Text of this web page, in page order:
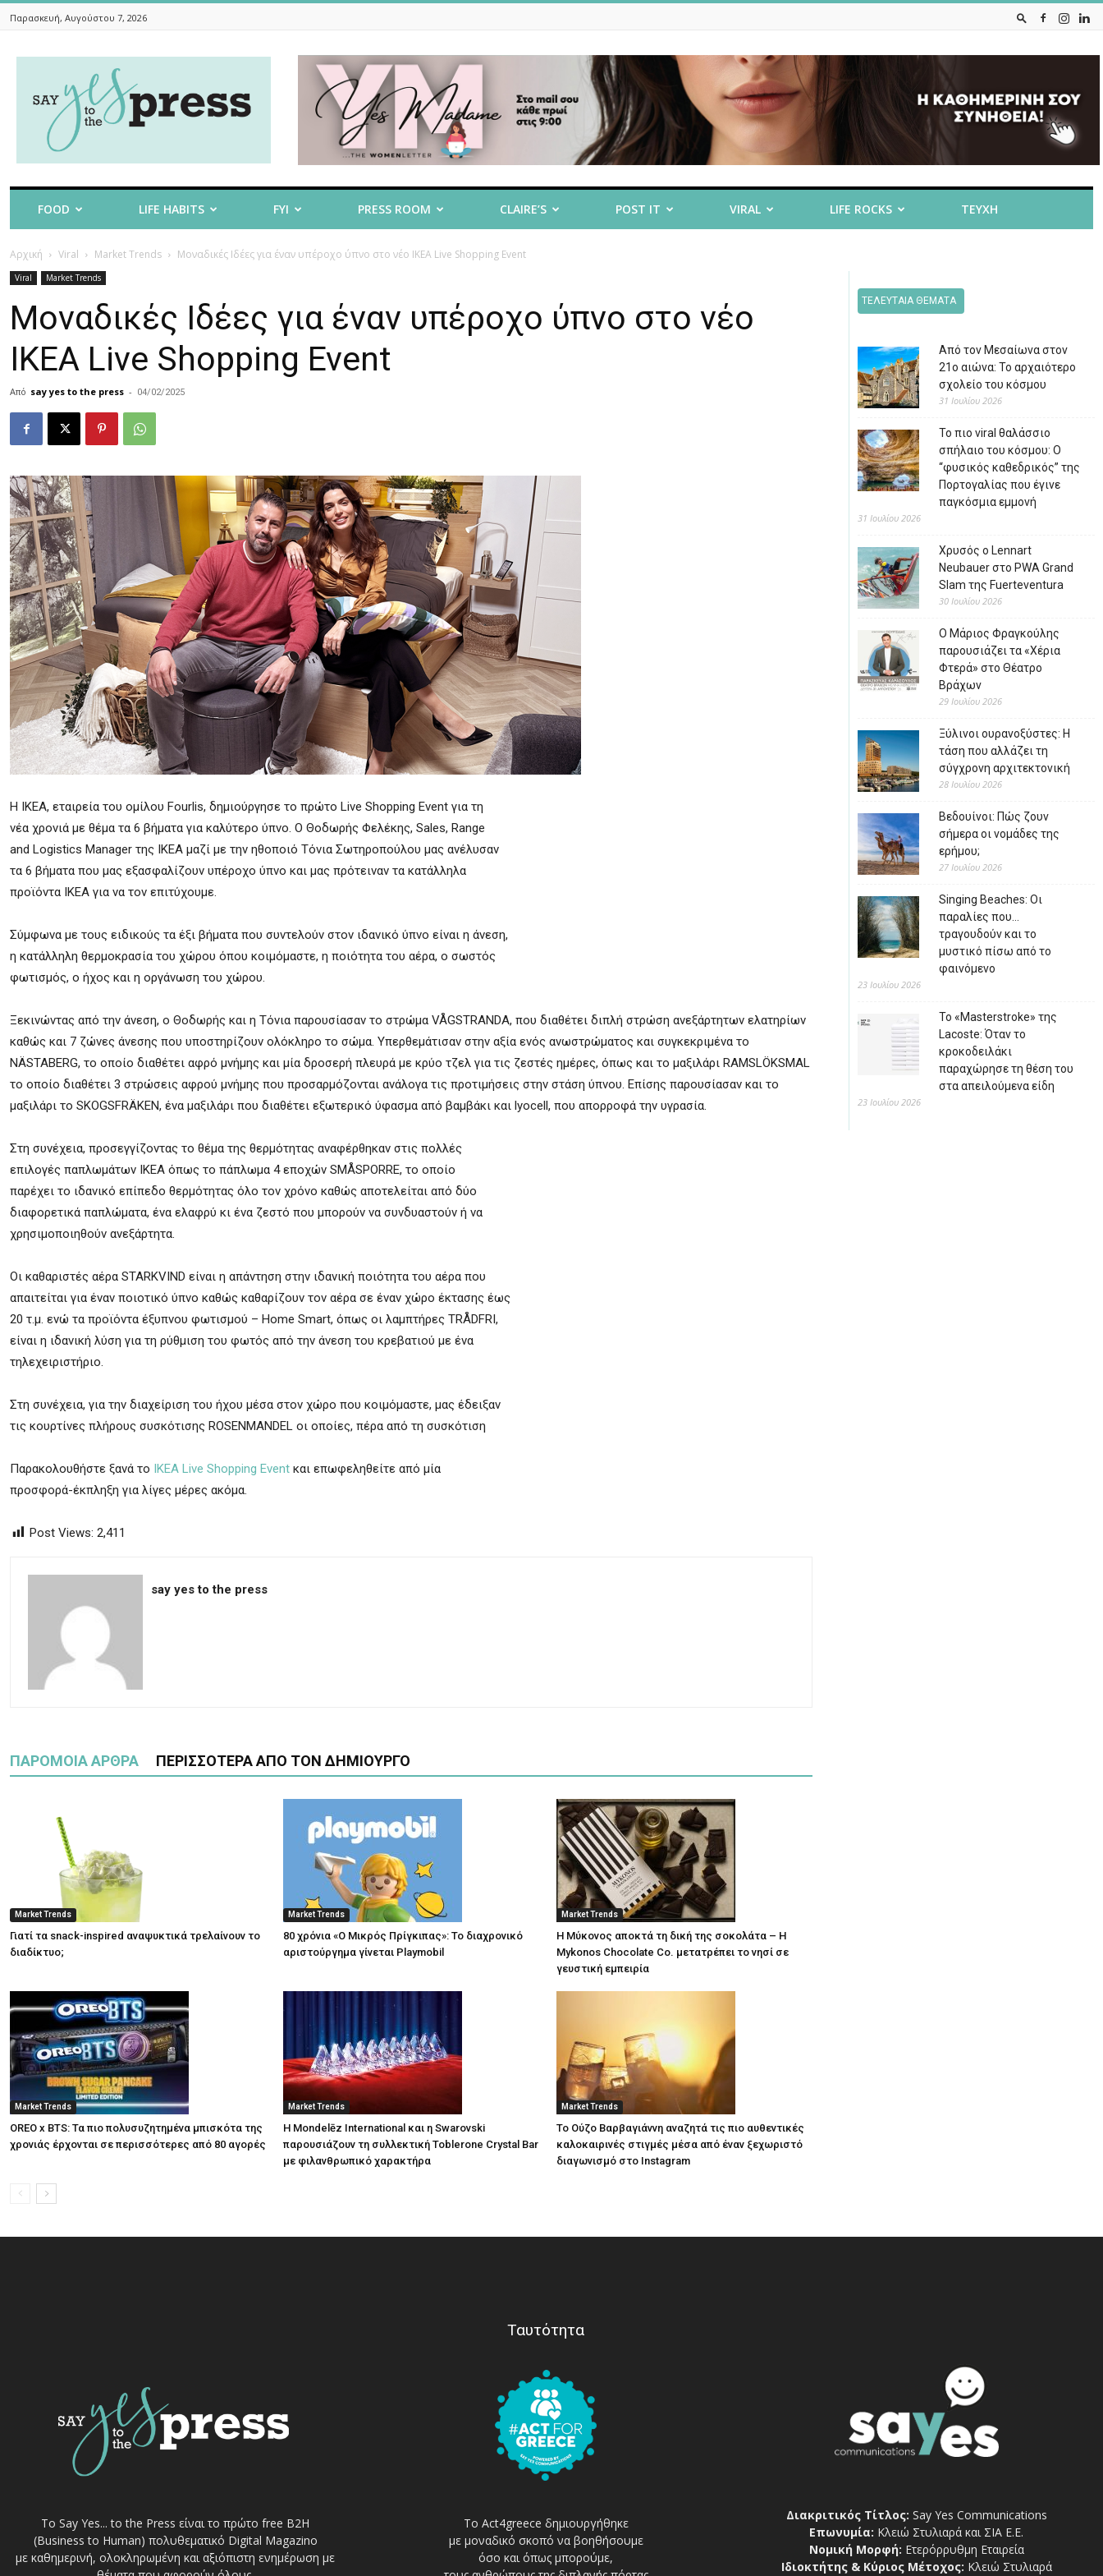
Παρασκευή, Αυγούστου 7, 2026
To
The
FOOD LIFE HABITS FYI PRESS ROOM CLAIRE’S POST IT VIRAL LIFE ROCKS ΤΕΥΧΗ
Αρχική Viral Market Trends Μοναδικές Ιδέες για έναν υπέροχο ύπνο στο νέο ΙΚΕΑ Live Shopping Event
Viral Market Trends
Μοναδικές Ιδέες για έναν υπέροχο ύπνο στο νέο
ΙΚΕΑ Live Shopping Event
Από say yes to the press - 04/02/2025
Η IKEA, εταιρεία του ομίλου Fourlis, δημιούργησε το πρώτο Live Shopping Event για τη
νέα χρονιά με θέμα τα 6 βήματα για καλύτερο ύπνο. Ο Θοδωρής Φελέκης, Sales, Range
and Logistics Manager της IKEA μαζί με την ηθοποιό Τόνια Σωτηροπούλου μας ανέλυσαν
τα 6 βήματα που μας εξασφαλίζουν υπέροχο ύπνο και μας πρότειναν τα κατάλληλα
προϊόντα ΙΚΕΑ για να τον επιτύχουμε.
Σύμφωνα με τους ειδικούς τα έξι βήματα που συντελούν στον ιδανικό ύπνο είναι η άνεση,
η κατάλληλη θερμοκρασία του χώρου όπου κοιμόμαστε, η ποιότητα του αέρα, ο σωστός
φωτισμός, ο ήχος και η οργάνωση του χώρου.
Ξεκινώντας από την άνεση, ο Θοδωρής και η Τόνια παρουσίασαν το στρώμα VÅGSTRANDA, που διαθέτει διπλή στρώση ανεξάρτητων ελατηρίων
καθώς και 7 ζώνες άνεσης που υποστηρίζουν ολόκληρο το σώμα. Υπερθεμάτισαν στην αξία ενός ανωστρώματος και συγκεκριμένα το
NÄSTABERG, το οποίο διαθέτει αφρό μνήμης και μία δροσερή πλευρά με κρύο τζελ για τις ζεστές ημέρες, όπως και το μαξιλάρι RAMSLÖKSMAL
το οποίο διαθέτει 3 στρώσεις αφρού μνήμης που προσαρμόζονται ανάλογα τις προτιμήσεις στην στάση ύπνου. Επίσης παρουσίασαν και το
μαξιλάρι το SKOGSFRÄKEN, ένα μαξιλάρι που διαθέτει εξωτερικό ύφασμα από βαμβάκι και lyocell, που απορροφά την υγρασία.
Στη συνέχεια, προσεγγίζοντας το θέμα της θερμότητας αναφέρθηκαν στις πολλές
επιλογές παπλωμάτων ΙΚΕΑ όπως το πάπλωμα 4 εποχών SMÅSPORRE, το οποίο
παρέχει το ιδανικό επίπεδο θερμότητας όλο τον χρόνο καθώς αποτελείται από δύο
διαφορετικά παπλώματα, ένα ελαφρύ κι ένα ζεστό που μπορούν να συνδυαστούν ή να
χρησιμοποιηθούν ανεξάρτητα.
Οι καθαριστές αέρα STARKVIND είναι η απάντηση στην ιδανική ποιότητα του αέρα που
απαιτείται για έναν ποιοτικό ύπνο καθώς καθαρίζουν τον αέρα σε έναν χώρο έκτασης έως
20 τ.μ. ενώ τα προϊόντα έξυπνου φωτισμού – Home Smart, όπως οι λαμπτήρες TRÅDFRI,
είναι η ιδανική λύση για τη ρύθμιση του φωτός από την άνεση του κρεβατιού με ένα
τηλεχειριστήριο.
Στη συνέχεια, για την διαχείριση του ήχου μέσα στον χώρο που κοιμόμαστε, μας έδειξαν
τις κουρτίνες πλήρους συσκότισης ROSENMANDEL οι οποίες, πέρα από τη συσκότιση
Παρακολουθήστε ξανά το ΙΚΕΑ Live Shopping Event και επωφεληθείτε από μία
προσφορά-έκπληξη για λίγες μέρες ακόμα.
Post Views: 2,411
say yes to the press
ΠΑΡΟΜΟΙΑ ΑΡΘΡΑ ΠΕΡΙΣΣΟΤΕΡΑ ΑΠΟ ΤΟΝ ΔΗΜΙΟΥΡΓΟ
Market Trends
Γιατί τα snack-inspired αναψυκτικά τρελαίνουν το
διαδίκτυο;
Market Trends
80 χρόνια «Ο Μικρός Πρίγκιπας»: Το διαχρονικό
αριστούργημα γίνεται Playmobil
Market Trends
Η Μύκονος αποκτά τη δική της σοκολάτα – Η
Mykonos Chocolate Co. μετατρέπει το νησί σε
γευστική εμπειρία
Market Trends
OREO x BTS: Τα πιο πολυσυζητημένα μπισκότα της
χρονιάς έρχονται σε περισσότερες από 80 αγορές
Market Trends
Η Mondelēz International και η Swarovski
παρουσιάζουν τη συλλεκτική Toblerone Crystal Bar
με φιλανθρωπικό χαρακτήρα
Market Trends
Το Ούζο Βαρβαγιάννη αναζητά τις πιο αυθεντικές
καλοκαιρινές στιγμές μέσα από έναν ξεχωριστό
διαγωνισμό στο Instagram
ΤΕΛΕΥΤΑΙΑ ΘΕΜΑΤΑ
Από τον Μεσαίωνα στον
21ο αιώνα: Το αρχαιότερο
σχολείο του κόσμου
31 Ιουλίου 2026
Το πιο viral θαλάσσιο
σπήλαιο του κόσμου: Ο
“φυσικός καθεδρικός” της
Πορτογαλίας που έγινε
παγκόσμια εμμονή
31 Ιουλίου 2026
Χρυσός ο Lennart
Neubauer στο PWA Grand
Slam της Fuerteventura
30 Ιουλίου 2026
Ο Μάριος Φραγκούλης
παρουσιάζει τα «Χέρια
Φτερά» στο Θέατρο
Βράχων
29 Ιουλίου 2026
Ξύλινοι ουρανοξύστες: Η
τάση που αλλάζει τη
σύγχρονη αρχιτεκτονική
28 Ιουλίου 2026
Βεδουίνοι: Πώς ζουν
σήμερα οι νομάδες της
ερήμου;
27 Ιουλίου 2026
Singing Beaches: Οι
παραλίες που…
τραγουδούν και το
μυστικό πίσω από το
φαινόμενο
23 Ιουλίου 2026
Το «Masterstroke» της
Lacoste: Όταν το
κροκοδειλάκι
παραχώρησε τη θέση του
στα απειλούμενα είδη
23 Ιουλίου 2026
Το Say Yes... to the Press είναι το πρώτο free Β2Η
(Business to Human) πολυθεματικό Digital Magazino
με καθημερινή, ολοκληρωμένη και αξιόπιστη ενημέρωση με
Ταυτότητα
Το Act4greece δημιουργήθηκε
με μοναδικό σκοπό να βοηθήσουμε
όσο και όπως μπορούμε,
Διακριτικός Τίτλος: Say Yes Communications
Επωνυμία: Κλειώ Στυλιαρά και ΣΙΑ Ε.Ε.
Νομική Μορφή: Ετερόρρυθμη Εταιρεία
Ιδιοκτήτης & Κύριος Μέτοχος: Κλειώ Στυλιαρά